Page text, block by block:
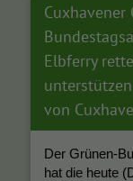
Cuxhavener
Elbferry
von
Der Grünen-
hat die heute